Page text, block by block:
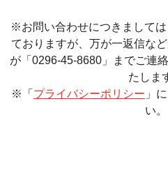
※お問い合わせにつきまして
ておりますが、万が一返信な
が「0296-45-8680」までご連
たしま
※「 プライバシーポリシー 」
い。